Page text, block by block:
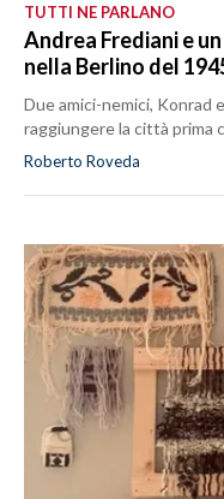
TUTTI NE PARLANO
Andrea Frediani e
nella Berlino del
Due amici-nemici, Konrad
raggiungere la città prima
Roberto Roveda